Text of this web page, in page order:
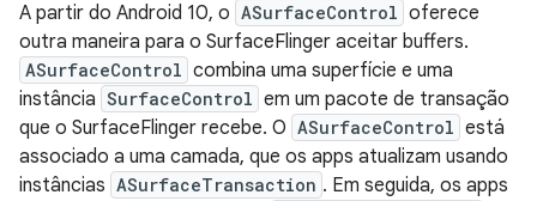
A partir do Android 10, o ASurfaceControl oferece
outra maneira para o SurfaceFlinger aceitar buffers.
ASurfaceControl combina uma superfície e uma
instância SurfaceControl em um pacote de transação
que o SurfaceFlinger recebe. O ASurfaceControl está
associado a uma camada, que os apps atualizam usando
instâncias ASurfaceTransaction . Em seguida, os apps